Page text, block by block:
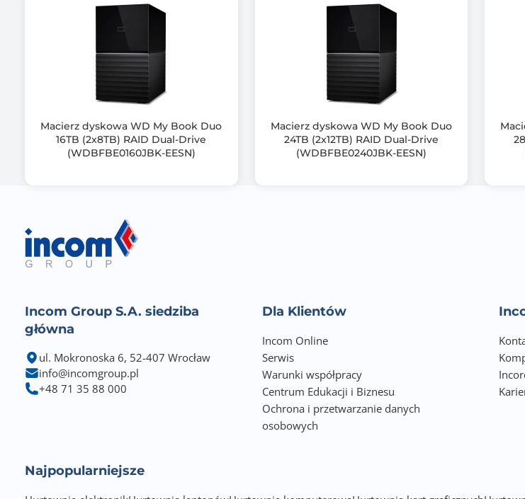
Porty USB 3.x 2x Type-A USB 3.2 Gen 2 10Gbps
Gniazda PCIe 1x PCIe Gen 3 x2
2 x M.2 2280 PCIe Gen 3 x1
Typ zasilacza
Zawiera baterię / akumulator
Hardware-accelerated Transcoding
4GB (Dual boot OS protection)
LED Indicators: Power/Status, LAN,
Macierz dyskowa WD My Book Duo
16TB (2x8TB) RAID Dual-Drive
(WDBFBE0160JBK-EESN)
Macierz dyskowa WD My Book Duo
24TB (2x12TB) RAID Dual-Drive
(WDBFBE0240JBK-EESN)
Incom Group S.A. siedziba
główna
ul. Mokronoska 6, 52-407 Wrocław
info@incomgroup.pl
+48 71 35 88 000
Dla Klientów
Incom Online
Serwis
Warunki współpracy
Centrum Edukacji i Biznesu
Ochrona i przetwarzanie danych
osobowych
Najpopularniejsze